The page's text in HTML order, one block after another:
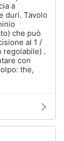
a
duri. Tavolo
che può
al 1 /
regolabile) .
con
the,